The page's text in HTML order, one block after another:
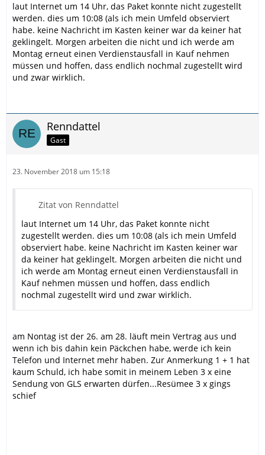
laut Internet um 14 Uhr, das Paket konnte nicht zugestellt
werden. dies um 10:08 (als ich mein Umfeld observiert
habe. keine Nachricht im Kasten keiner war da keiner hat
geklingelt. Morgen arbeiten die nicht und ich werde am
Montag erneut einen Verdienstausfall in Kauf nehmen
müssen und hoffen, dass endlich nochmal zugestellt wird
und zwar wirklich.
Renndattel
Gast
23. November 2018 um 15:18
Zitat von Renndattel
laut Internet um 14 Uhr, das Paket konnte nicht
zugestellt werden. dies um 10:08 (als ich mein Umfeld
observiert habe. keine Nachricht im Kasten keiner war
da keiner hat geklingelt. Morgen arbeiten die nicht und
ich werde am Montag erneut einen Verdienstausfall in
Kauf nehmen müssen und hoffen, dass endlich
nochmal zugestellt wird und zwar wirklich.
am Nontag ist der 26. am 28. läuft mein Vertrag aus und
wenn ich bis dahin kein Päckchen habe, werde ich kein
Telefon und Internet mehr haben. Zur Anmerkung 1 + 1 hat
kaum Schuld, ich habe somit in meinem Leben 3 x eine
Sendung von GLS erwarten dürfen...Resümee 3 x gings
schief